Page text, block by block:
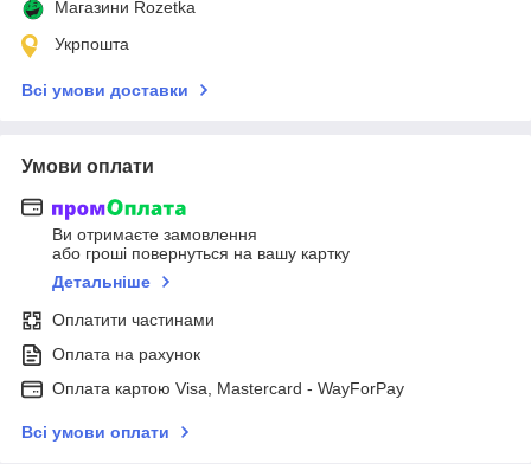
Магазини Rozetka
Укрпошта
Всі умови доставки
Умови оплати
Ви отримаєте замовлення
або гроші повернуться на вашу картку
Детальніше
Оплатити частинами
Оплата на рахунок
Оплата картою Visa, Mastercard - WayForPay
Всі умови оплати